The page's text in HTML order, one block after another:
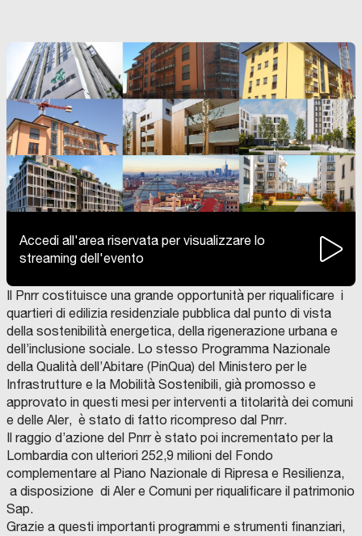
Accedi all'area riservata per visualizzare lo
streaming dell'evento
Il Pnrr costituisce una grande opportunità per riqualificare i
quartieri di edilizia residenziale pubblica dal punto di vista
della sostenibilità energetica, della rigenerazione urbana e
dell’inclusione sociale. Lo stesso Programma Nazionale
della Qualità dell’Abitare (PinQua) del Ministero per le
Infrastrutture e la Mobilità Sostenibili, già promosso e
approvato in questi mesi per interventi a titolarità dei comuni
e delle Aler, è stato di fatto ricompreso dal Pnrr.
Il raggio d’azione del Pnrr è stato poi incrementato per la
Lombardia con ulteriori 252,9 milioni del Fondo
complementare al Piano Nazionale di Ripresa e Resilienza,
a disposizione di Aler e Comuni per riqualificare il patrimonio
Sap.
Grazie a questi importanti programmi e strumenti finanziari,